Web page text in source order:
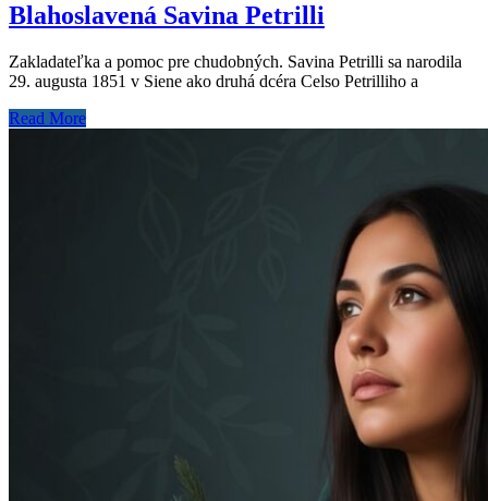
Blahoslavená Savina Petrilli
Zakladateľka a pomoc pre chudobných. Savina Petrilli sa narodila
29. augusta 1851 v Siene ako druhá dcéra Celso Petrilliho a
Read More